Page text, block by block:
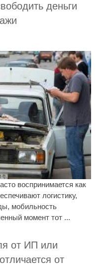
деньги
воспринимается как
логистику,
мобильность
момент тот ...
от ИП или
от